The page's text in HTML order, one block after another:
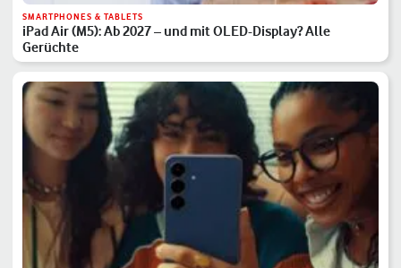
SMARTPHONES & TABLETS
iPad Air (M5): Ab 2027 – und mit OLED-Display? Alle
Gerüchte